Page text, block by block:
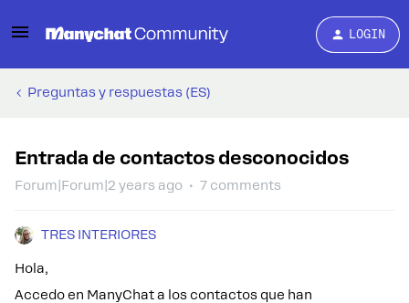
LOGIN
Preguntas y respuestas (ES)
Entrada de contactos desconocidos
Forum|Forum|2 years ago 7 comments
TRES INTERIORES
Hola,
Accedo en ManyChat a los contactos que han